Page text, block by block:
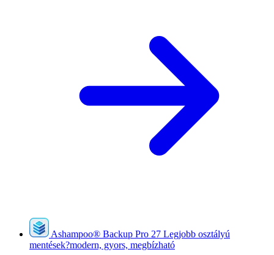
Ashampoo® Backup Pro 27 Legjobb osztályú
mentések?modern, gyors, megbízható